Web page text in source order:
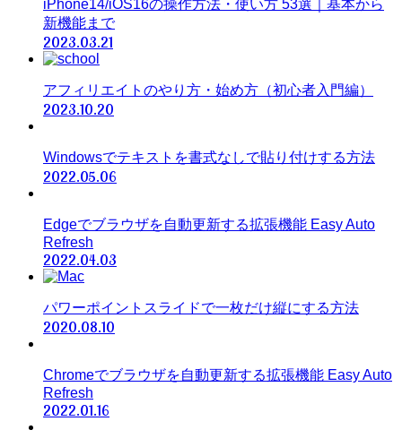
iPhone14/iOS16の操作方法・使い方 53選｜基本から
新機能まで
2023.03.21
アフィリエイトのやり方・始め方（初心者入門編）
2023.10.20
Windowsでテキストを書式なしで貼り付けする方法
2022.05.06
Edgeでブラウザを自動更新する拡張機能 Easy Auto
Refresh
2022.04.03
パワーポイントスライドで一枚だけ縦にする方法
2020.08.10
Chromeでブラウザを自動更新する拡張機能 Easy Auto
Refresh
2022.01.16